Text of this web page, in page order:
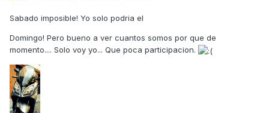
Sabado imposible! Yo solo podria el
Domingo! Pero bueno a ver cuantos somos por que de
momento.... Solo voy yo... Que poca participacion.